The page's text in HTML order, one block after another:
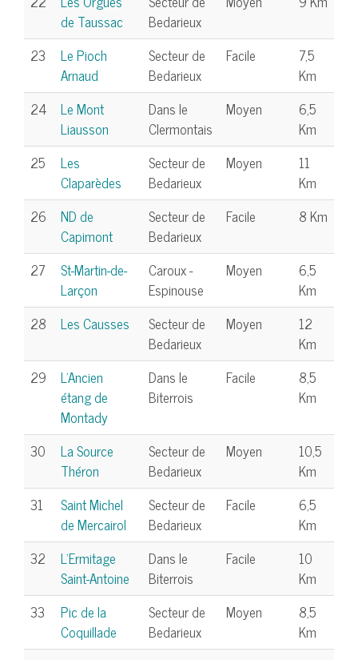
de Taussac
Bedarieux
23
Le Pioch
Arnaud
Secteur de
Bedarieux
Facile
7,5
Km
24
Le Mont
Liausson
Dans le
Clermontais
Moyen
6,5
Km
25
Les
Claparèdes
Secteur de
Bedarieux
Moyen
11
Km
26
ND de
Capimont
Secteur de
Bedarieux
Facile 8 Km
27
St-Martin-de-
Larçon
Caroux -
Espinouse
Moyen
6,5
Km
28
Les Causses
Secteur de
Bedarieux
Moyen
12
Km
29
L'Ancien
étang de
Montady
Dans le
Biterrois
Facile
8,5
Km
30
La Source
Théron
Secteur de
Bedarieux
Moyen
10,5
Km
31
Saint Michel
de Mercairol
Secteur de
Bedarieux
Facile
6,5
Km
32
L'Ermitage
Saint-Antoine
Dans le
Biterrois
Facile
10
Km
33
Pic de la
Coquillade
Secteur de
Bedarieux
Moyen
8,5
Km